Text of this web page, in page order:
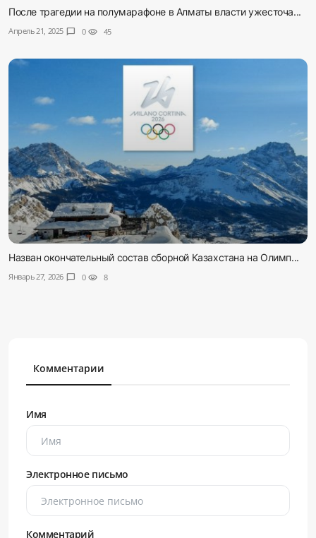
После трагедии на полумарафоне в Алматы власти ужесточа...
Апрель 21, 2025 chat_bubble 0 visibility 45
Назван окончательный состав сборной Казахстана на Олимп...
Январь 27, 2026 chat_bubble 0 visibility 8
Комментарии
Имя
Электронное письмо
Комментарий